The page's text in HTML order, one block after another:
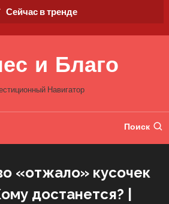
Сейчас в тренде
и Благо
Навигатор
Поиск
«отжало» кусочек
достанется? |